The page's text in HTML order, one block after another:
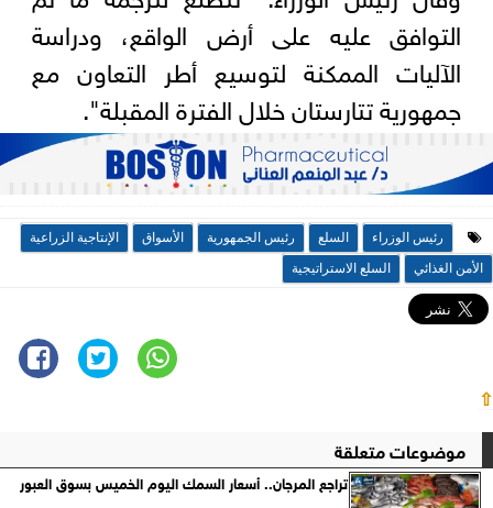
التوافق عليه على أرض الواقع، ودراسة
الآليات الممكنة لتوسيع أطر التعاون مع
جمهورية تتارستان خلال الفترة المقبلة".
رئيس الوزراء السلع رئيس الجمهورية الأسواق
الإنتاجية الزراعية
الأمن الغذائي
السلع الاستراتيجية
⇧
موضوعات متعلقة
تراجع المرجان.. أسعار السمك اليوم الخميس بسوق العبور